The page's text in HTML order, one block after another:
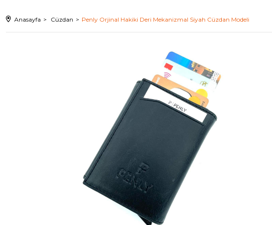
Anasayfa Cüzdan Penly Orjinal Hakiki Deri Mekanizmal Siyah Cüzdan Modeli